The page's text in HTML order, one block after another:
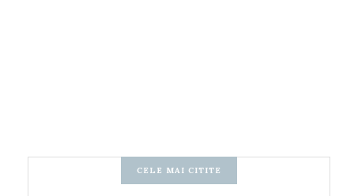
CELE MAI CITITE